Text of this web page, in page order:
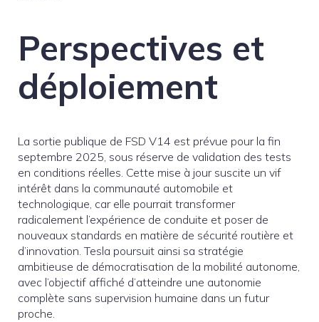
Perspectives et
déploiement
La sortie publique de FSD V14 est prévue pour la fin
septembre 2025, sous réserve de validation des tests
en conditions réelles. Cette mise à jour suscite un vif
intérêt dans la communauté automobile et
technologique, car elle pourrait transformer
radicalement l’expérience de conduite et poser de
nouveaux standards en matière de sécurité routière et
d’innovation. Tesla poursuit ainsi sa stratégie
ambitieuse de démocratisation de la mobilité autonome,
avec l’objectif affiché d’atteindre une autonomie
complète sans supervision humaine dans un futur
proche.